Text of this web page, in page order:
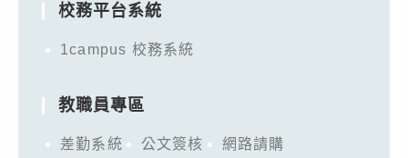
校務平台系統
1campus 校務系統
教職員專區
差勤系統 公文簽核
網路請購